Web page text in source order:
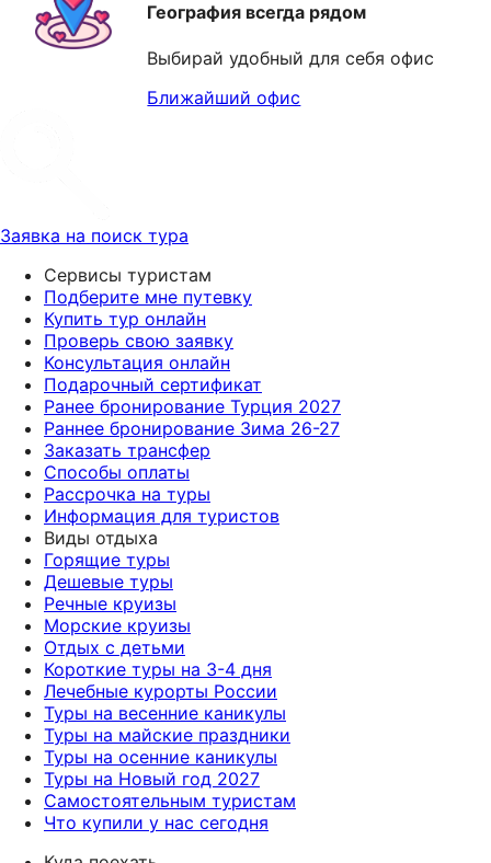
География всегда рядом
Выбирай удобный для себя офис
Ближайший офис
Заявка на поиск тура
Сервисы туристам
Подберите мне путевку
Купить тур онлайн
Проверь свою заявку
Консультация онлайн
Подарочный сертификат
Ранее бронирование Турция 2027
Раннее бронирование Зима 26-27
Заказать трансфер
Способы оплаты
Рассрочка на туры
Информация для туристов
Виды отдыха
Горящие туры
Дешевые туры
Речные круизы
Морские круизы
Отдых с детьми
Короткие туры на 3-4 дня
Лечебные курорты России
Туры на весенние каникулы
Туры на майские праздники
Туры на осенние каникулы
Туры на Новый год 2027
Самостоятельным туристам
Что купили у нас сегодня